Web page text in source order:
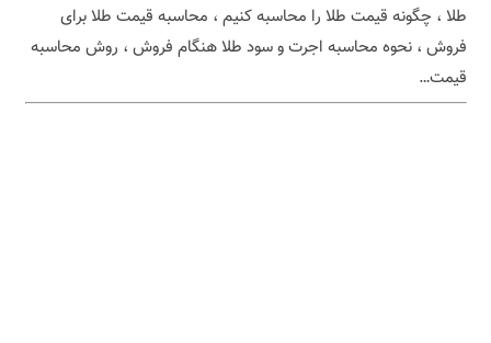
طلا ، چگونه قیمت طلا را محاسبه کنیم ، محاسبه قیمت طلا برای
فروش ، نحوه محاسبه اجرت و سود طلا هنگام فروش ، روش محاسبه
قیمت…